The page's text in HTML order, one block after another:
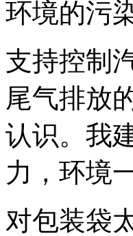
环境的污
支持控制
尾气排放
认识。我
力，环境
对包装袋